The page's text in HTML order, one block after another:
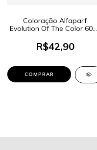
Coloração Alfaparf
Evolution Of The Color 60ml
Cinza Intenso
R$42,90